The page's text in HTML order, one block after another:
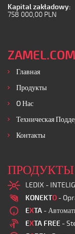
Kapital zakładowy:
758 000,00 PLN
ZAMEL.COM
Главная
Продукты
O Нас
Техническая
Контакты
ПРОДУКТЫ
LEDIX -
KONEKTO -
EXTA -
EXTA FREE -